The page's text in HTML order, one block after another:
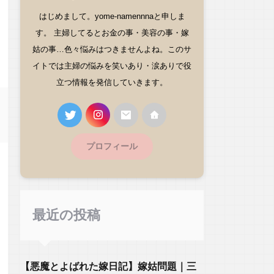
はじめまして。yome-namennnaと申しま
す。 主婦してるとお金の事・美容の事・嫁
姑の事…色々悩みはつきませんよね。このサ
イトでは主婦の悩みを笑いあり・涙ありで役
立つ情報を発信していきます。
プロフィール
最近の投稿
【悪魔とよばれた嫁日記】嫁姑問題｜三